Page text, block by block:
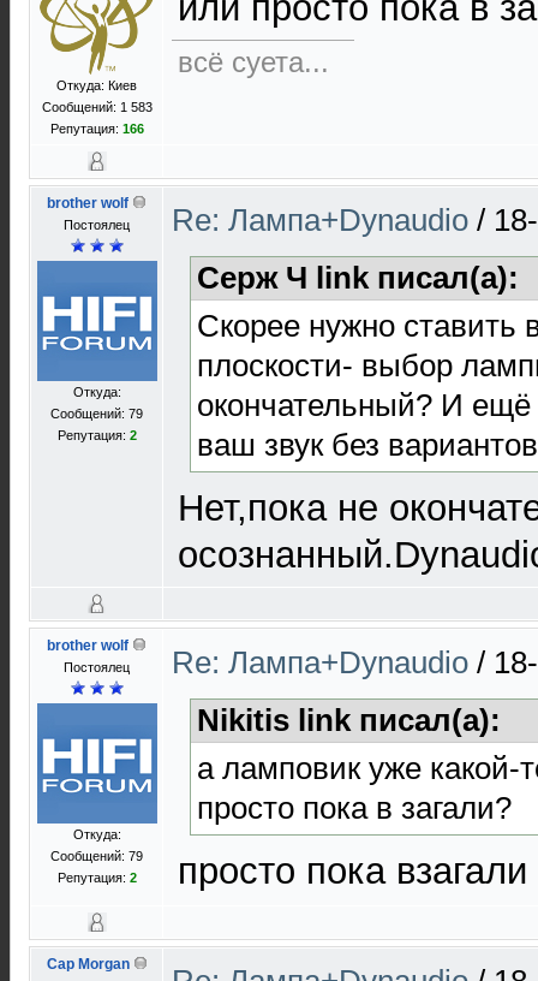
Откуда: Киев
Сообщений: 1 583
Репутация: 166
всё суета...
brother wolf
Постоялец
Откуда:
Сообщений: 79
Репутация: 2
Re: Лампа+Dynaudio /
Серж Ч link писал(а):
Скорее нужно ставить
плоскости- выбор
окончательный? И
ваш звук без
Нет,пока не
brother wolf
Постоялец
Откуда:
Сообщений: 79
Репутация: 2
Re: Лампа+Dynaudio /
Nikitis link писал(а):
а ламповик уже какой-
просто пока в загали?
просто пока взагали
Cap Morgan